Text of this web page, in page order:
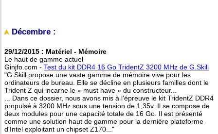
Décembre :
29/12/2015 : Matériel - Mémoire
Le haut de gamme actuel
Ginjfo.com - Test du kit DDR4 16 Go TridentZ 3200 MHz de G.Skill
"G.Skill propose une vaste gamme de mémoire vive pour les
ordinateurs de bureau. Elle se décline en plusieurs familles dont le
Trident Z qui incarne le « must have » du constructeur...
... Dans ce dossier, nous avons mis à l'épreuve le kit TridentZ DDR4
propulsé à 3200 MHz sous une tension de 1,35v. Il se compose de
deux modules pour une capacité totale de 16 Go. Il est présenté
comme une solution haut de gamme pour la dernière plateforme
d'Intel exploitant un chipset Z170..."